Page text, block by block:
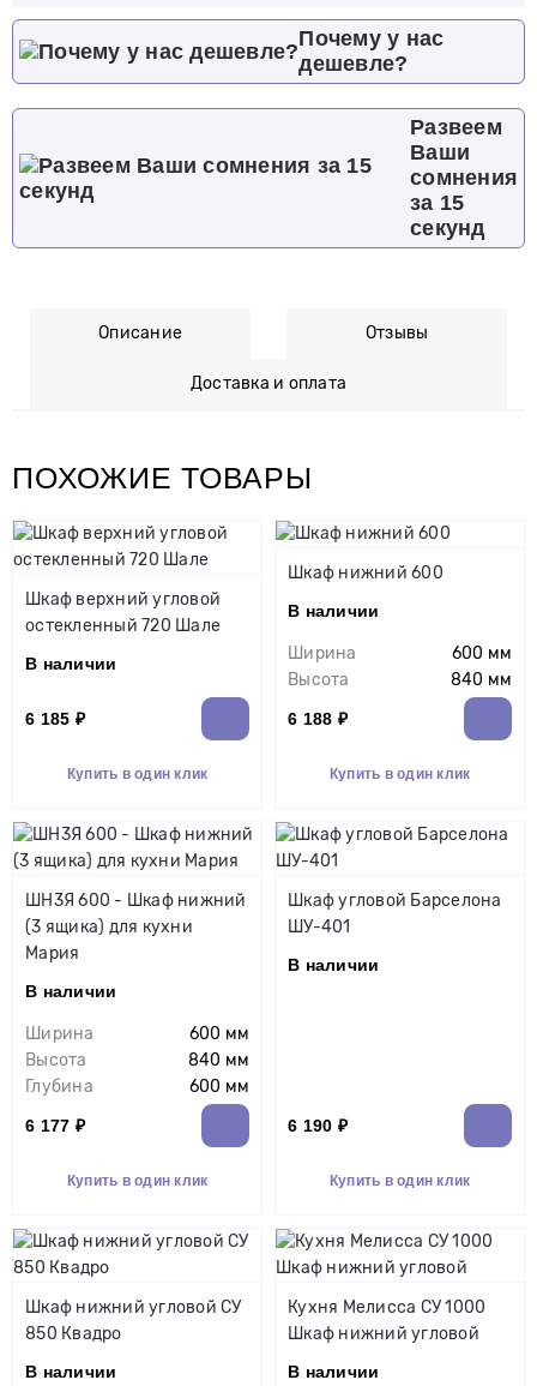
Почему у нас
дешевле?
Развеем
Ваши
сомнения
за 15
секунд
Описание Отзывы
Доставка и оплата
ПОХОЖИЕ ТОВАРЫ
Шкаф верхний угловой
остекленный 720 Шале
В наличии
6 185 ₽
Купить в один клик
Шкаф нижний 600
В наличии
Ширина
600 мм
Высота
840 мм
6 188 ₽
Купить в один клик
ШН3Я 600 - Шкаф нижний
(3 ящика) для кухни
Мария
В наличии
Ширина
600 мм
Высота
840 мм
Глубина
600 мм
6 177 ₽
Купить в один клик
Шкаф угловой Барселона
ШУ-401
В наличии
6 190 ₽
Купить в один клик
Шкаф нижний угловой СУ
850 Квадро
В наличии
Кухня Мелисса СУ 1000
Шкаф нижний угловой
В наличии